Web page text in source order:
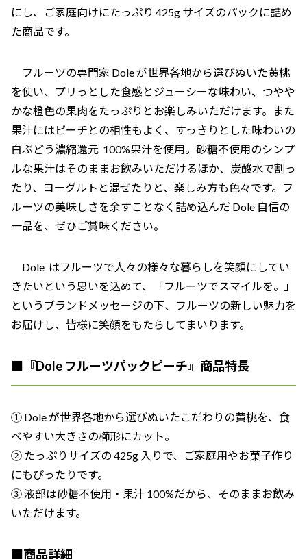
にし、ご家庭向けにたっぷり 425g サイズのパックに詰め
た商品です。
フルーツの専門家 Dole が世界各地から選びぬいた黄桃
を使い、プリっとした食感とジューシーな味わい、つやや
かな橙色の果肉をたっぷりとお楽しみいただけます。また
果汁にはピーチとの相性もよく、すっきりとした味わいの
白ぶどう濃縮還元 100%果汁を使用。砂糖不使用のシンプ
ルな果汁はそのままお飲みいただけるほか、炭酸水で割っ
たり、ヨーグルトと混ぜたりと、楽しみ方も色々です。フ
ルーツの美味しさを余すことなく詰め込んだ Dole 自信の
一品を、ぜひご賞味ください。
Dole はフルーツで人々の様々な暮らしを笑顔にしてい
きたいという思いを込めて、「フルーツでスマイルを。」
というブランドメッセージの下、フルーツの新しい魅力を
お届けし、皆様に笑顔をもたらしてまいります。
■『Dole フルーツパックピーチ』商品特長
① Dole が世界各地から選びぬいたこだわりの黄桃を、食
べやすい大きさの櫛形にカット。
② たっぷりサイズの 425g 入りで、ご家庭用やお菓子作り
にもぴったりです。
③ 液部は砂糖不使用・果汁 100%だから、そのままお飲み
いただけます。
■商品詳細